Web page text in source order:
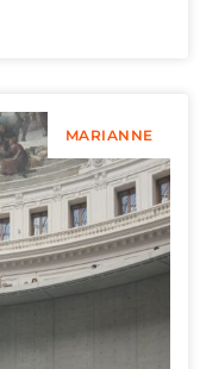
MARIANNE